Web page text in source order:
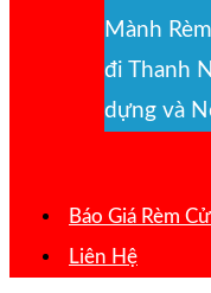
Mành
đi Thanh
dựng và
Báo Giá Rèm
Liên Hệ